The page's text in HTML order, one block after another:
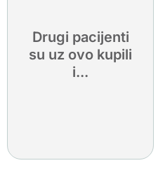
Drugi pacijenti
su uz ovo kupili
i...